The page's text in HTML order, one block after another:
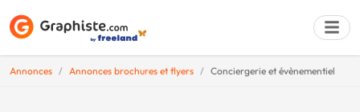
Annonces Annonces brochures et flyers Conciergerie et évènementiel